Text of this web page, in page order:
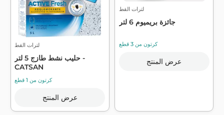
لترات القط
حليب نشط طازج 5 لتر -
CATSAN
كرتون من 1 قطع
عرض المنتج
لترات القط
جائزة بريميوم 6 لتر
كرتون من 3 قطع
عرض المنتج